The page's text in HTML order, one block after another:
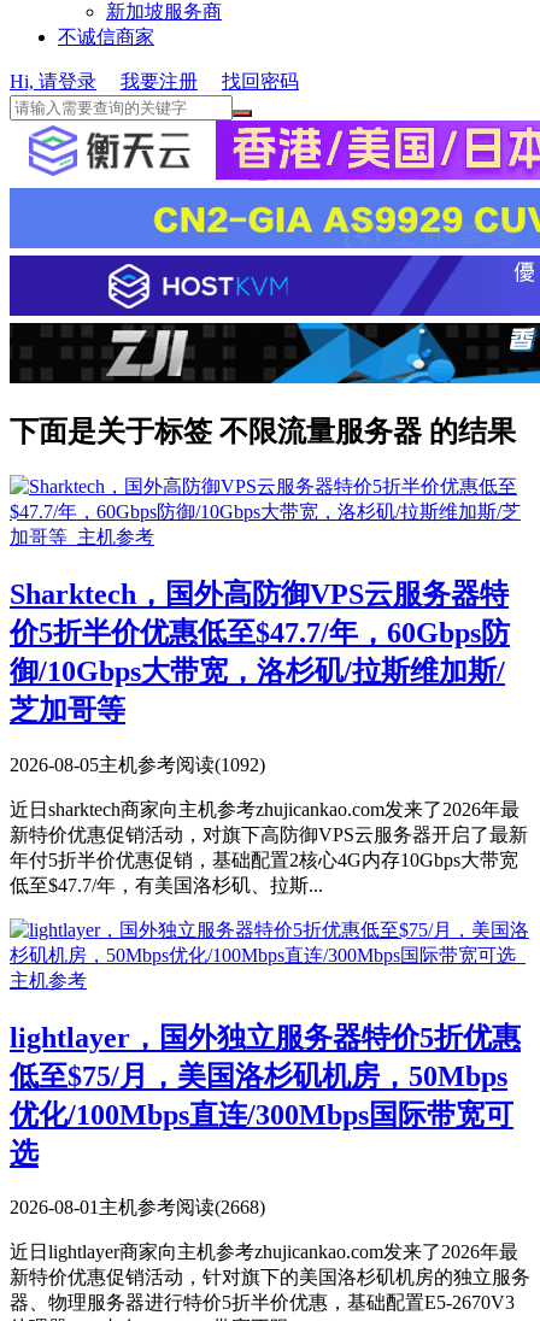
新加坡服务商
不诚信商家
Hi, 请登录 我要注册 找回密码
下面是关于标签 不限流量服务器 的结果
Sharktech，国外高防御VPS云服务器特
价5折半价优惠低至$47.7/年，60Gbps防
御/10Gbps大带宽，洛杉矶/拉斯维加斯/
芝加哥等
2026-08-05主机参考阅读(1092)
近日sharktech商家向主机参考zhujicankao.com发来了2026年最
新特价优惠促销活动，对旗下高防御VPS云服务器开启了最新
年付5折半价优惠促销，基础配置2核心4G内存10Gbps大带宽
低至$47.7/年，有美国洛杉矶、拉斯...
lightlayer，国外独立服务器特价5折优惠
低至$75/月，美国洛杉矶机房，50Mbps
优化/100Mbps直连/300Mbps国际带宽可
选
2026-08-01主机参考阅读(2668)
近日lightlayer商家向主机参考zhujicankao.com发来了2026年最
新特价优惠促销活动，针对旗下的美国洛杉矶机房的独立服务
器、物理服务器进行特价5折半价优惠，基础配置E5-2670V3